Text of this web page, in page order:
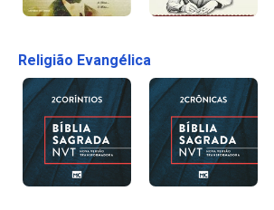
Religião Evangélica